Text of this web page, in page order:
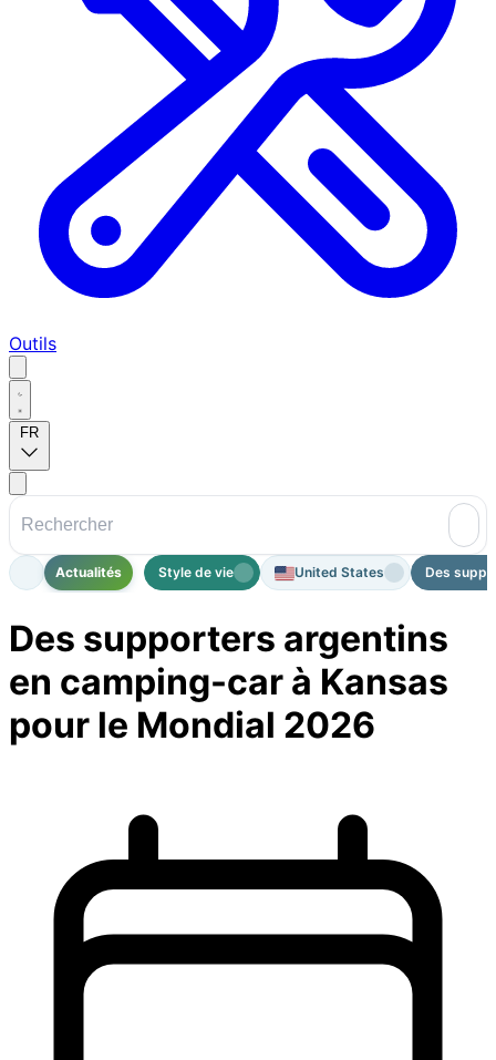
Outils
FR
Actualités Style de vie United States Des
Des supporters argentins
en camping-car à Kansas
pour le Mondial 2026